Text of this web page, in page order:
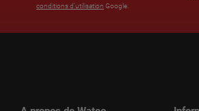
conditions d’utilisation Google.